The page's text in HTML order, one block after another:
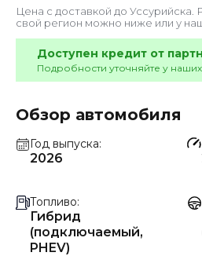
Цена с доставкой до Уссурийска
свой регион можно ниже или у
Доступен кредит от
Подробности уточняйте у
Обзор автомобиля
Год выпуска
2026
Топливо
Гибрид
(подключаемый,
PHEV)